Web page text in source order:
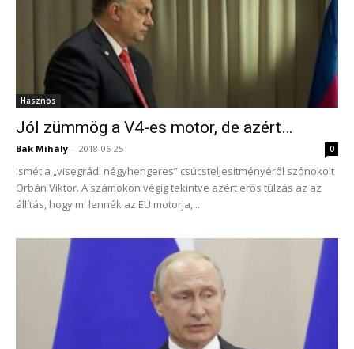
Hasznos
Jól zümmög a V4-es motor, de azért…
Bak Mihály - 2018-06-25 0
Ismét a „visegrádi négyhengeres” csúcsteljesítményéről szónokolt
Orbán Viktor. A számokon végig tekintve azért erős túlzás az az
állítás, hogy mi lennék az EU motorja,...